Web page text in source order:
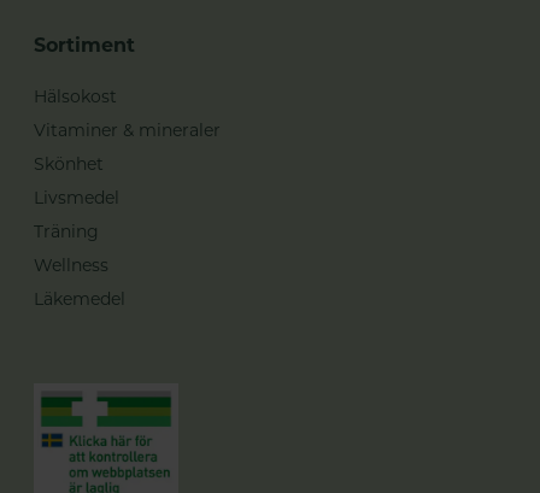
Sortiment
Hälsokost
Vitaminer & mineraler
Skönhet
Livsmedel
Träning
Wellness
Läkemedel